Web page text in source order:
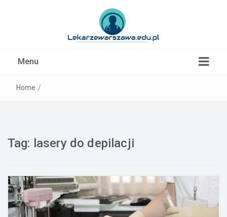
Menu
Home /
Tag: lasery do depilacji